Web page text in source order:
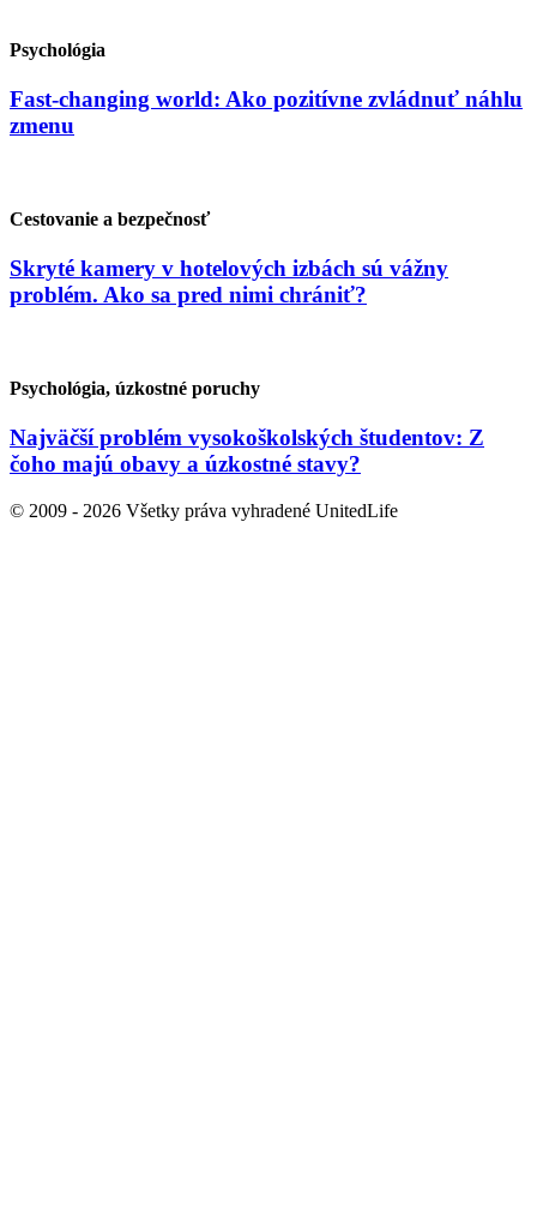
Psychológia
Fast-changing world: Ako pozitívne zvládnuť náhlu
zmenu
Cestovanie a bezpečnosť
Skryté kamery v hotelových izbách sú vážny
problém. Ako sa pred nimi chrániť?
Psychológia, úzkostné poruchy
Najväčší problém vysokoškolských študentov: Z
čoho majú obavy a úzkostné stavy?
© 2009 - 2026 Všetky práva vyhradené UnitedLife